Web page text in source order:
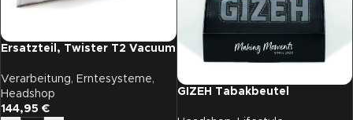
Ersatzteil, Twister T2 Vacuum
Micron (große Strömung)
Verarbeitung, Erntesysteme,
Headshop
144,95 €
GIZEH Tabakbeutel